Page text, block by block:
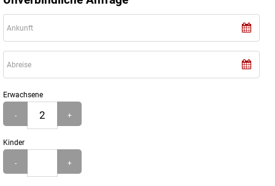
Erwachsene
- +
Kinder
- +